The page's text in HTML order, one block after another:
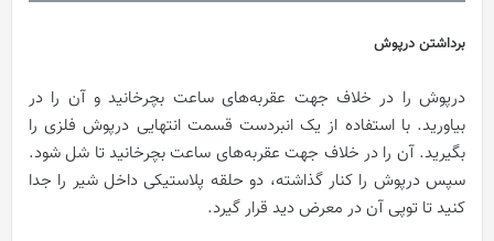
برداشتن درپوش
درپوش را در خلاف جهت عقربه‌های ساعت بچرخانید و آن را در
بیاورید. با استفاده از یک انبردست قسمت انتهایی درپوش فلزی را
بگیرید. آن را در خلاف جهت عقربه‌های ساعت بچرخانید تا شل شود.
سپس درپوش را کنار گذاشته، دو حلقه پلاستیکی داخل شیر را جدا
کنید تا توپی آن در معرض دید قرار گیرد.